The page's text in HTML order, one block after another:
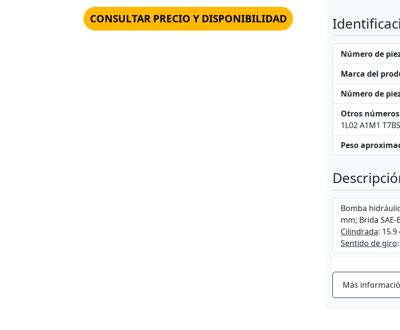
CONSULTAR PRECIO Y DISPONIBILIDAD
Número de
Marca del
Número de
Otros
1L02 A1M1
Peso
Bomba
mm; Brida
Cilindrada:
Sentido de giro
Más